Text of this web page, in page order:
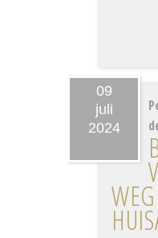
09
juli
2024